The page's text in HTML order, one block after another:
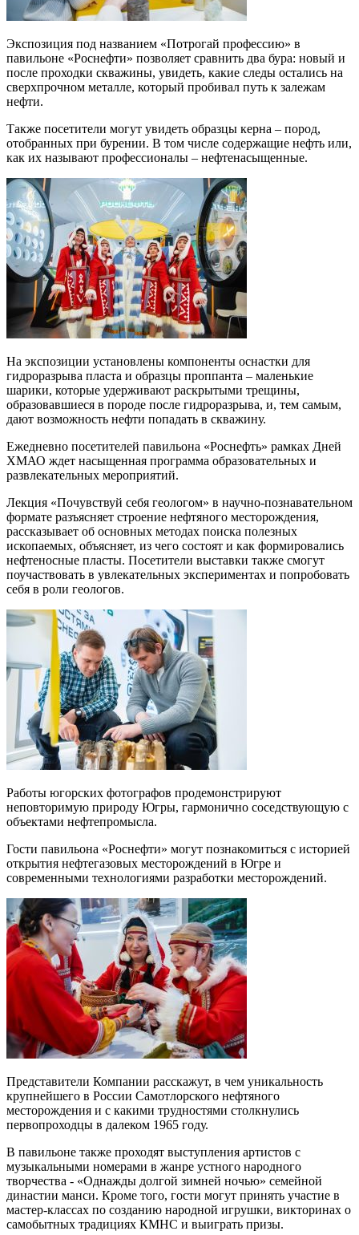
Экспозиция под названием «Потрогай профессию» в
павильоне «Роснефти» позволяет сравнить два бура: новый и
после проходки скважины, увидеть, какие следы остались на
сверхпрочном металле, который пробивал путь к залежам
нефти.
Также посетители могут увидеть образцы керна – пород,
отобранных при бурении. В том числе содержащие нефть или,
как их называют профессионалы – нефтенасыщенные.
На экспозиции установлены компоненты оснастки для
гидроразрыва пласта и образцы проппанта – маленькие
шарики, которые удерживают раскрытыми трещины,
образовавшиеся в породе после гидроразрыва, и, тем самым,
дают возможность нефти попадать в скважину.
Ежедневно посетителей павильона «Роснефть» рамках Дней
ХМАО ждет насыщенная программа образовательных и
развлекательных мероприятий.
Лекция «Почувствуй себя геологом» в научно-познавательном
формате разъясняет строение нефтяного месторождения,
рассказывает об основных методах поиска полезных
ископаемых, объясняет, из чего состоят и как формировались
нефтеносные пласты. Посетители выставки также смогут
поучаствовать в увлекательных экспериментах и попробовать
себя в роли геологов.
Работы югорских фотографов продемонстрируют
неповторимую природу Югры, гармонично соседствующую с
объектами нефтепромысла.
Гости павильона «Роснефти» могут познакомиться с историей
открытия нефтегазовых месторождений в Югре и
современными технологиями разработки месторождений.
Представители Компании расскажут, в чем уникальность
крупнейшего в России Самотлорского нефтяного
месторождения и с какими трудностями столкнулись
первопроходцы в далеком 1965 году.
В павильоне также проходят выступления артистов с
музыкальными номерами в жанре устного народного
творчества - «Однажды долгой зимней ночью» семейной
династии манси. Кроме того, гости могут принять участие в
мастер-классах по созданию народной игрушки, викторинах о
самобытных традициях КМНС и выиграть призы.